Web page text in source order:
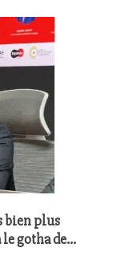
bien plus
gotha de